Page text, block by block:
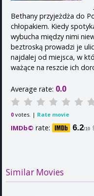
Bethany przyjeżdża do
chłopakiem. Kiedy
wybucha między nimi
beztroską prowadzi je
najdalej od miejsca, w
ważące na reszcie ich
Average rate: 0.0
0 votes. | Rate movie
IMDb© rate: 6.2/10
Similar Movies